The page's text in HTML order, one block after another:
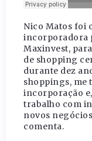
Nico Matos foi
incorporadora
Maxinvest,
de shopping
durante dez
shoppings, me
incorporação e,
trabalho com
novos
comenta.